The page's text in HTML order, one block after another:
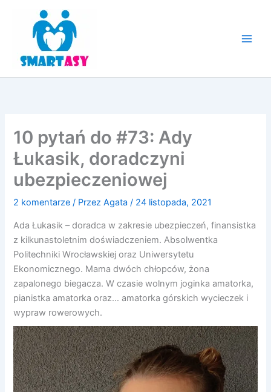
10 pytań do #73: Ady
Łukasik, doradczyni
ubezpieczeniowej
2 komentarze / PrzezAgata/ 24 listopada, 2021
Ada Łukasik – doradca w zakresie ubezpieczeń, finansistka
z kilkunastoletnim doświadczeniem. Absolwentka
Politechniki Wrocławskiej oraz Uniwersytetu
Ekonomicznego. Mama dwóch chłopców, żona
zapalonego biegacza. W czasie wolnym joginka amatorka,
pianistka amatorka oraz… amatorka górskich wycieczek i
wypraw rowerowych.